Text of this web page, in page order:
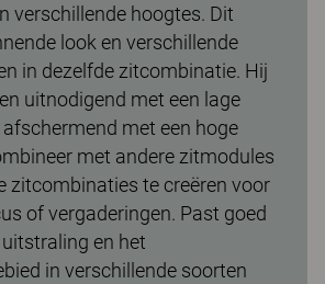
verschillende hoogtes. Dit
look en verschillende
in dezelfde zitcombinatie. Hij
uitnodigend met een lage
met een hoge
met andere zitmodules
zitcombinaties te creëren voor
of vergaderingen. Past goed
en het
in verschillende soorten